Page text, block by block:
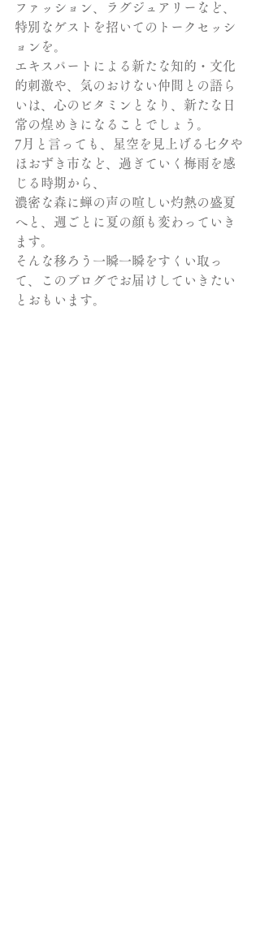
ファッション、ラグジュアリーなど、
特別なゲストを招いてのトークセッシ
ョンを。
エキスパートによる新たな知的・文化
的刺激や、気のおけない仲間との語ら
いは、心のビタミンとなり、新たな日
常の煌めきになることでしょう。
7月と言っても、星空を見上げる七夕や
ほおずき市など、過ぎていく梅雨を感
じる時期から、
濃密な森に蝉の声の喧しい灼熱の盛夏
へと、週ごとに夏の顔も変わっていき
ます。
そんな移ろう一瞬一瞬をすくい取っ
て、このブログでお届けしていきたい
とおもいます。